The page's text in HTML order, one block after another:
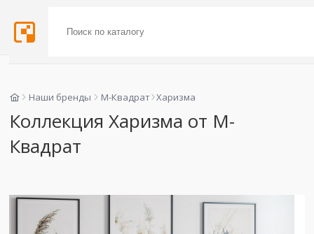
Наши бренды М-Квадрат Харизма
Коллекция Харизма от М-
Квадрат